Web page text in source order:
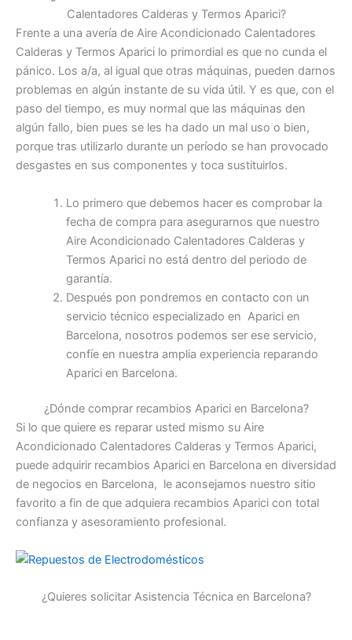
Calentadores Calderas y Termos Aparici?
Frente a una avería de Aire Acondicionado Calentadores
Calderas y Termos Aparici lo primordial es que no cunda el
pánico. Los a/a, al igual que otras máquinas, pueden darnos
problemas en algún instante de su vida útil. Y es que, con el
paso del tiempo, es muy normal que las máquinas den
algún fallo, bien pues se les ha dado un mal uso o bien,
porque tras utilizarlo durante un período se han provocado
desgastes en sus componentes y toca sustituirlos.
Lo primero que debemos hacer es comprobar la
fecha de compra para asegurarnos que nuestro
Aire Acondicionado Calentadores Calderas y
Termos Aparici no está dentro del periodo de
garantía.
Después pon pondremos en contacto con un
servicio técnico especializado en Aparici en
Barcelona, nosotros podemos ser ese servicio,
confíe en nuestra amplia experiencia reparando
Aparici en Barcelona.
¿Dónde comprar recambios Aparici en Barcelona?
Si lo que quiere es reparar usted mismo su Aire
Acondicionado Calentadores Calderas y Termos Aparici,
puede adquirir recambios Aparici en Barcelona en diversidad
de negocios en Barcelona, le aconsejamos nuestro sitio
favorito a fin de que adquiera recambios Aparici con total
confianza y asesoramiento profesional.
¿Quieres solicitar Asistencia Técnica en Barcelona?